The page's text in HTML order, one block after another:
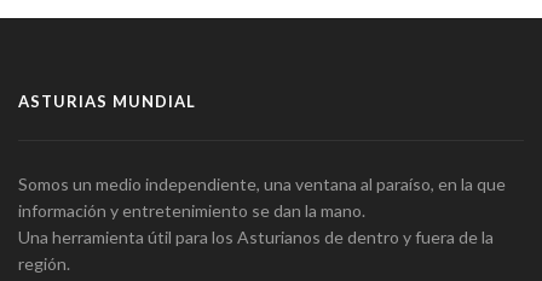
ASTURIAS MUNDIAL
Somos un medio independiente, una ventana al paraíso, en la que
información y entretenimiento se dan la mano.
Una herramienta útil para los Asturianos de dentro y fuera de la
región.